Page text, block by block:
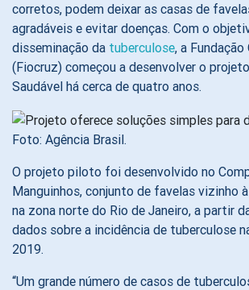
corretos, podem deixar as casas de
agradáveis e evitar doenças. Com o
disseminação da tuberculose, a
(Fiocruz) começou a desenvolver o
Saudável há cerca de quatro anos.
Foto: Agência Brasil.
O projeto piloto foi desenvolvido no
Manguinhos, conjunto de favelas vizinho
na zona norte do Rio de Janeiro, a partir
dados sobre a incidência de tuberculose
2019.
“Um grande número de casos de